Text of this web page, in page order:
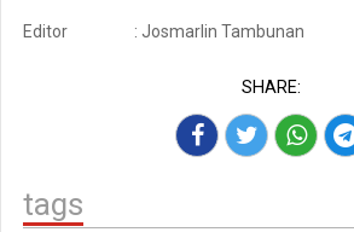
Editor : Josmarlin Tambunan
SHARE:
tags